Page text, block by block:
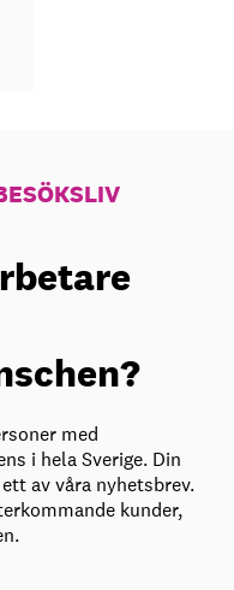
med
i hela Sverige. Din
av våra nyhetsbrev.
kunder,